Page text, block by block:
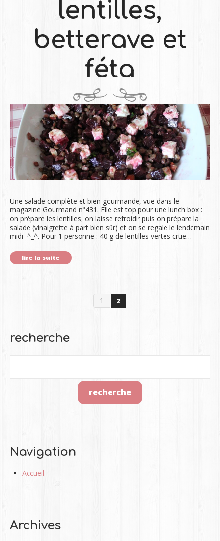
lentilles,
betterave et
féta
Une salade complète et bien gourmande, vue dans le
magazine Gourmand n°431. Elle est top pour une lunch box :
on prépare les lentilles, on laisse refroidir puis on prépare la
salade (vinaigrette à part bien sûr) et on se regale le lendemain
midi ^_^. Pour 1 personne : 40 g de lentilles vertes crue…
lire la suite
1 2
recherche
Navigation
Accueil
Archives